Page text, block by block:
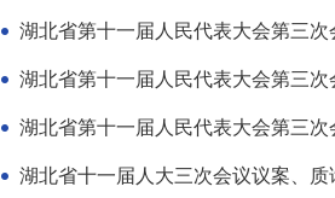
湖北省第十一届人民代表大会第三
湖北省第十一届人民代表大会第三
湖北省第十一届人民代表大会第三
湖北省十一届人大三次会议议案、质